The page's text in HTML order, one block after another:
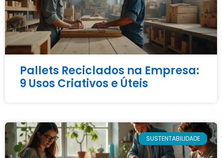
Pallets Reciclados na Empresa:
9 Usos Criativos e Úteis
SUSTENTABILIDADE